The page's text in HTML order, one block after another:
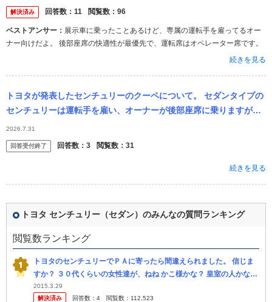
んですか?
解決済み 回答数： 11 閲覧数： 96
ベストアンサー： 展示車に乗ったことあるけど、専属の運転手を雇ってるオー
ナー向けだよ。 後部座席の快適性が最優先で、運転席はオペレーター席です。
続きを見る
トヨタが発表したセンチュリーのクーペについて。 セダンタイプの
センチュリーは運転手を雇い、オーナーが後部座席に乗りますが、
クーペタイプのセンチュリーはオーナーが運転する想定なのでしょ
うか？
2026.7.31
回答受付終了 回答数： 3 閲覧数： 31
続きを見る
トヨタ センチュリー（セダン）のみんなの質問ランキング
閲覧数ランキング
トヨタのセンチュリーでＰＡに寄ったら間違えられました。 信じま
すか？ ３０代くらいの女性達が、ねね かこ様かな？ 皇室の人かな？
と言っているのが、聞こえて来ました。（笑） ＴＶで総理大臣が...
2015.3.29
解決済み
回答数： 4 閲覧数： 112,523